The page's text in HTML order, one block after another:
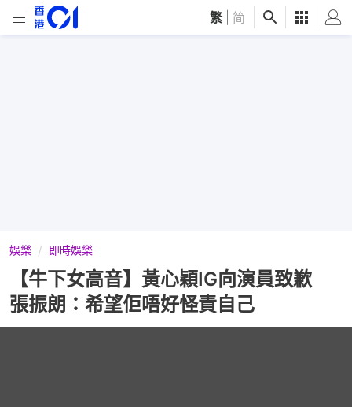
繁 简
娛樂 即時娛樂
【牛下女高音】黃心穎IG向演員致歉
張振朗：希望佢唔好怪責自己